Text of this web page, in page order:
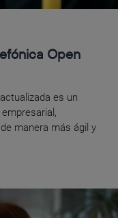
Open
es un
manera más ágil y